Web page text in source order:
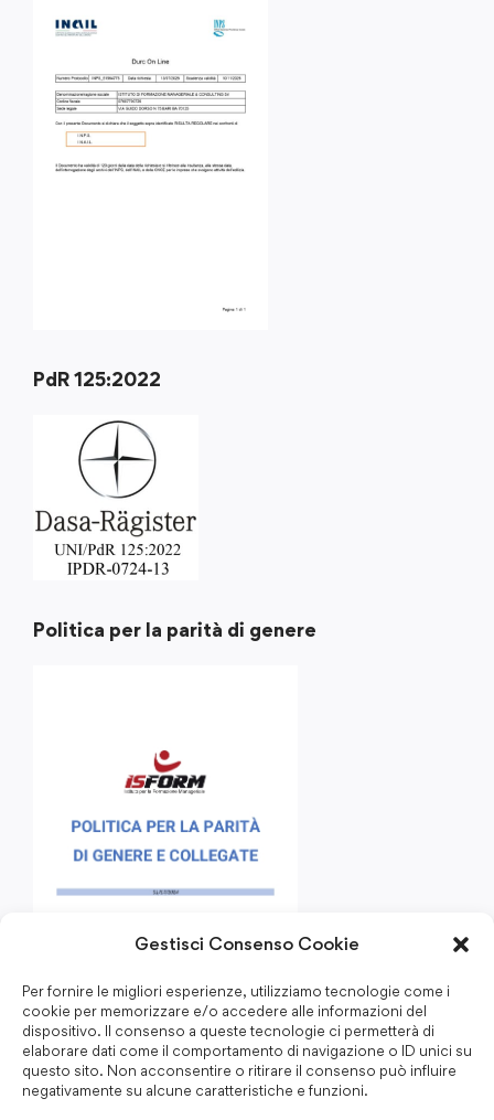
Gestisci Consenso Cookie
Per fornire le migliori esperienze, utilizziamo tecnologie come i
cookie per memorizzare e/o accedere alle informazioni del
dispositivo. Il consenso a queste tecnologie ci permetterà di
elaborare dati come il comportamento di navigazione o ID unici su
questo sito. Non acconsentire o ritirare il consenso può influire
negativamente su alcune caratteristiche e funzioni.
PdR 125:2022
Politica per la parità di genere